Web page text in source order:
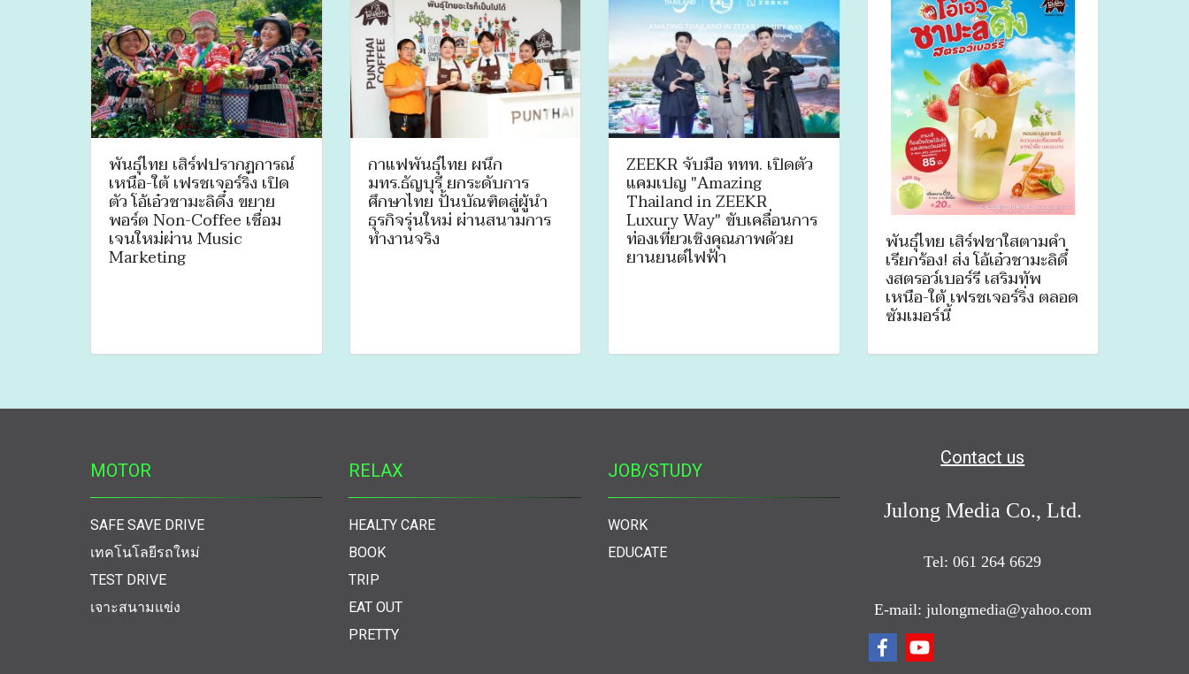
พันธุ์ไทย เสิร์ฟปรากฏการณ์
เหนือ-ใต้ เฟรชเจอร์ริ่ง เปิด
ตัว โอ้เอ๋วชามะลิดึ๋ง ขยาย
พอร์ต Non-Coffee เชื่อม
เจนใหม่ผ่าน Music
Marketing
กาแฟพันธุ์ไทย ผนึก
มทร.ธัญบุรี ยกระดับการ
ศึกษาไทย ปั้นบัณฑิตสู่ผู้นำ
ธุรกิจรุ่นใหม่ ผ่านสนามการ
ทำงานจริง
ZEEKR จับมือ ททท. เปิดตัว
แคมเปญ "Amazing
Thailand in ZEEKR
Luxury Way" ขับเคลื่อนการ
ท่องเที่ยวเชิงคุณภาพด้วย
ยานยนต์ไฟฟ้า
พันธุ์ไทย เสิร์ฟชาใสตามคำ
เรียกร้อง! ส่ง โอ้เอ๋วชามะลิดึ๋
งสตรอว์เบอร์รี เสริมทัพ
เหนือ-ใต้ เฟรชเจอร์ริ่ง ตลอด
ซัมเมอร์นี้
MOTOR
SAFE SAVE DRIVE
เทคโนโลยีรถใหม่
TEST DRIVE
เจาะสนามแข่ง
RELAX
HEALTY CARE
BOOK
TRIP
EAT OUT
PRETTY
JOB/STUDY
WORK
EDUCATE
Contact us
Julong Media Co., Ltd.
Tel: 061 264 6629
E-mail: julongmedia@yahoo.com